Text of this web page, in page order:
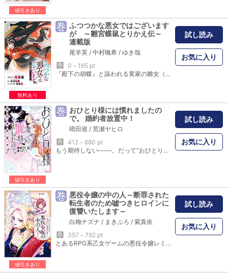
値引きあり
無料あり
巻 ふつつかな悪女ではございます
が ～雛宮蝶鼠とりかえ伝～
連載版
尾羊英 / 中村颯希 / ゆき哉
巻
0～165 pt
『殿下の胡蝶』と謳われる黄家の雛女（ひめ）・玲琳（れいりん）は、朱家の雛女・慧月（けいげつ）の手により互いの身体を入れ替えられ、更には自らを襲った罪で処刑目前となる。しかし、病弱ゆえ常に死と隣り合わせで過ごしてきた彼女の精神（メンタル）は鋼…！ むしろ健康な身体を手に入れたことを喜んでしまうほどで――！？ 「一迅社ノベルス」の最新作が早くもコミカライズに！ 後宮を舞台に描かれる入れ替わり物語が開幕！！ 漫画内の告知等は過去のものとなりますので、ご注意ください。
試し読み
お気に入り
値引きあり
巻 おひとり様には慣れましたの
で。 婚約者放置中！
晴田巡 / 荒瀬ヤヒロ
巻
412～880 pt
もう期待しない───。だって“おひとり様”って最高なんだもの！伯爵令嬢ニコルの婚約者ケイオスは、いつでも幼馴染のキャロライン王女のことばかり。学園のイベントなどには婚約者と一緒に参加するのが一般的だが、ケイオスはいつも王女のそばにいるため、ニコルは自身がないがしろにされることに慣れてしまっている。常日頃からケイオスから放置されてきた結果、ニコルは「向こうが好きにしているのだから、こちらも好きにすればいいんだわ！」と“おひとり様”に目覚めてしまい──？実は両片想いをこじらせているニコルとケイオス。すれ違う2人に未来はあるのか…！？話題沸騰中の新しい令嬢物語、コミックス限定の新エピソードを収録した待望の第1巻！
試し読み
お気に入り
値引きあり
巻 悪役令嬢の中の人～断罪された
転生者のため嘘つきヒロインに
復讐いたします～
白梅ナズナ / まきぶろ / 紫真依
巻
357～792 pt
とあるRPG系乙女ゲームの悪役令嬢レミリアに転生した「エミ」は、ゲームのヒロイン「星の乙女」により努力虚しく断罪されてしまった。エミの冤罪を晴らすため、そこに現れたのは中から見守っていた本来のレミリアで――。本物の悪役による復讐劇が始まる!一迅社ノベルスの話題作『悪役令嬢の中の人』待望のコミカライズ!単行本だけの描き下ろし短編も収録!
試し読み
お気に入り